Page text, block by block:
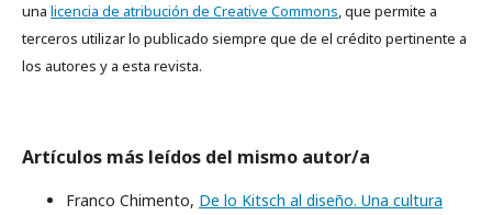
una licencia de atribución de Creative Commons, que permite a
terceros utilizar lo publicado siempre que de el crédito pertinente a
los autores y a esta revista.
Artículos más leídos del mismo autor/a
Franco Chimento, De lo Kitsch al diseño. Una cultura